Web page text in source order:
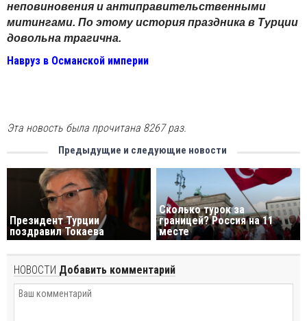
неповиновения и антиправительственными
митингами. По этому история праздника в Турции
довольна трагична.
Навруз в Османской империи
Эта новость была прочитана 8267 раз.
Предыдущие и следующие новости
Президент Турции
поздравил Токаева
Сколько турок за
границей? Россия на 11
месте
НОВОСТИ Добавить комментарий